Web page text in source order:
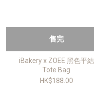
售完
iBakery x ZOEE 黑色平結
Tote Bag
HK$188.00